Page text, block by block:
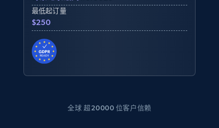
最低起订量
$250
全球 超20000 位客户信赖